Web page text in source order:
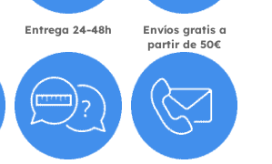
Entrega 24-48h
Envíos gratis a
partir de 50€